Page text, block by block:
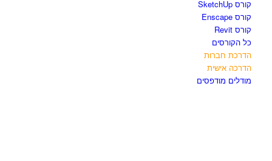
קורס SketchUp
קורס Enscape
קורס Revit
כל הקורסים
הדרכת חברות
הדרכה אישית
מודלים מודפסים